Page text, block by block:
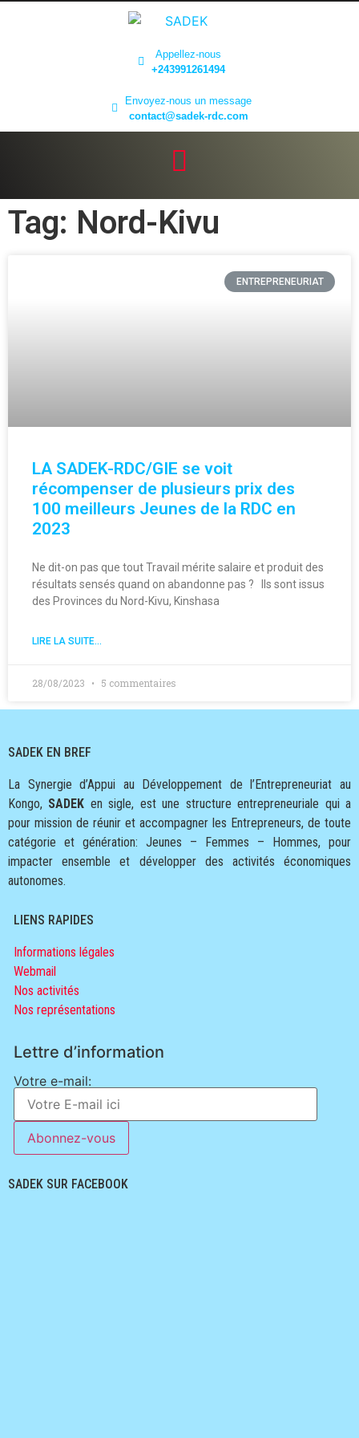
Appellez-nous
+243991261494
Envoyez-nous un message
contact@sadek-rdc.com
Tag: Nord-Kivu
ENTREPRENEURIAT
LA SADEK-RDC/GIE se voit
récompenser de plusieurs prix des
100 meilleurs Jeunes de la RDC en
2023
Ne dit-on pas que tout Travail mérite salaire et produit des
résultats sensés quand on abandonne pas ? Ils sont issus
des Provinces du Nord-Kivu, Kinshasa
LIRE LA SUITE...
28/08/2023 5 commentaires
SADEK EN BREF
La Synergie d’Appui au Développement de l’Entrepreneuriat au
Kongo, SADEK en sigle, est une structure entrepreneuriale qui a
pour mission de réunir et accompagner les Entrepreneurs, de toute
catégorie et génération: Jeunes – Femmes – Hommes, pour
impacter ensemble et développer des activités économiques
autonomes.
LIENS RAPIDES
Informations légales
Webmail
Nos activités
Nos représentations
Lettre d’information
Votre e-mail:
SADEK SUR FACEBOOK